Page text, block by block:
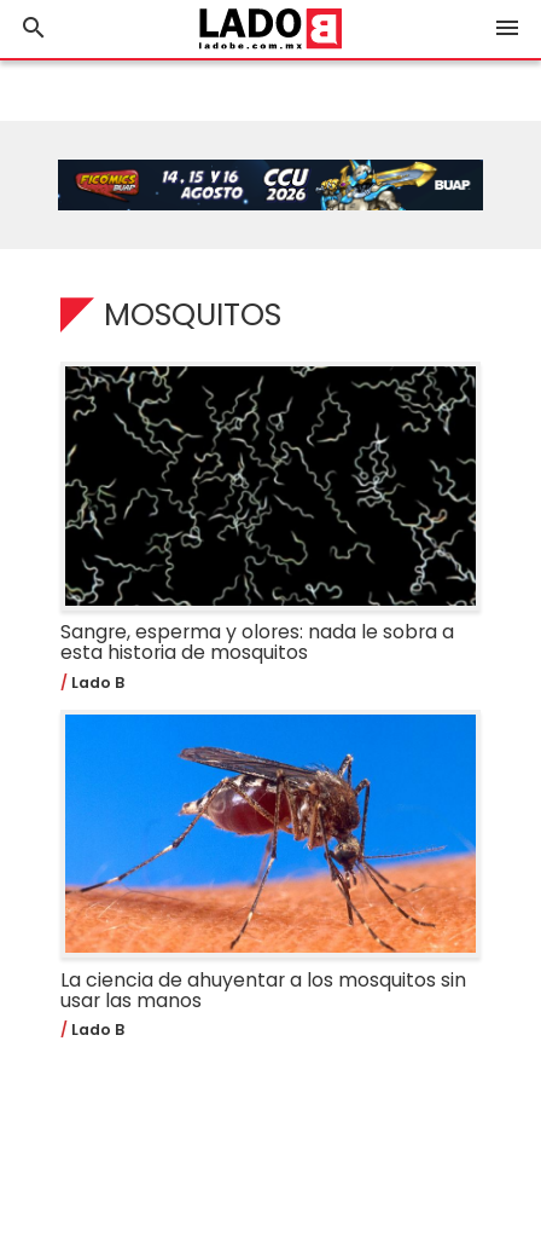
search menu
MOSQUITOS
Sangre, esperma y olores: nada le sobra a
esta historia de mosquitos
Lado B
La ciencia de ahuyentar a los mosquitos sin
usar las manos
Lado B